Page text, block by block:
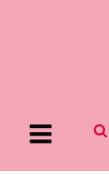
Menu